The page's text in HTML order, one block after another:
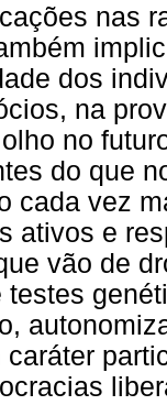
nas
dos
na
no
do que
cada vez
ativos e
vão de
testes
caráter